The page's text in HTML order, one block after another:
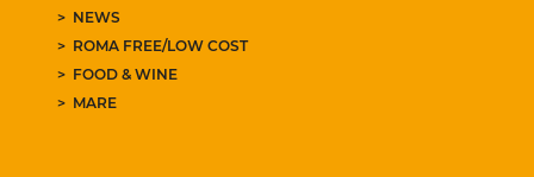
NEWS
ROMA FREE/LOW COST
FOOD & WINE
MARE